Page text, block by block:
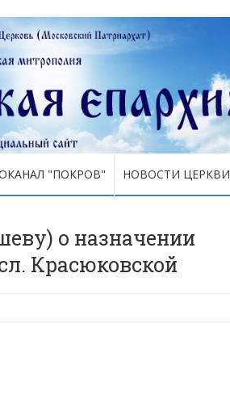
"ПОКРОВ" НОВОСТИ ЦЕРКВИ
о назначении
Красюковской